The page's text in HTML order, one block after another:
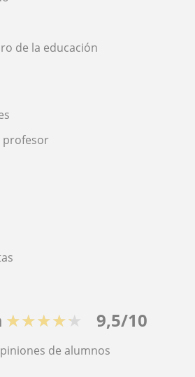
de la educación
profesor
★★★★★ 9,5/10
de alumnos